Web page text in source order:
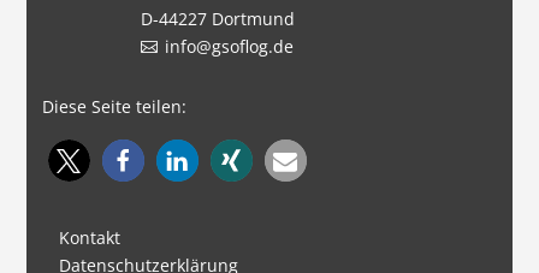
D-44227 Dortmund
info@gsoflog.de
Diese Seite teilen:
Kontakt
Datenschutzerklärung